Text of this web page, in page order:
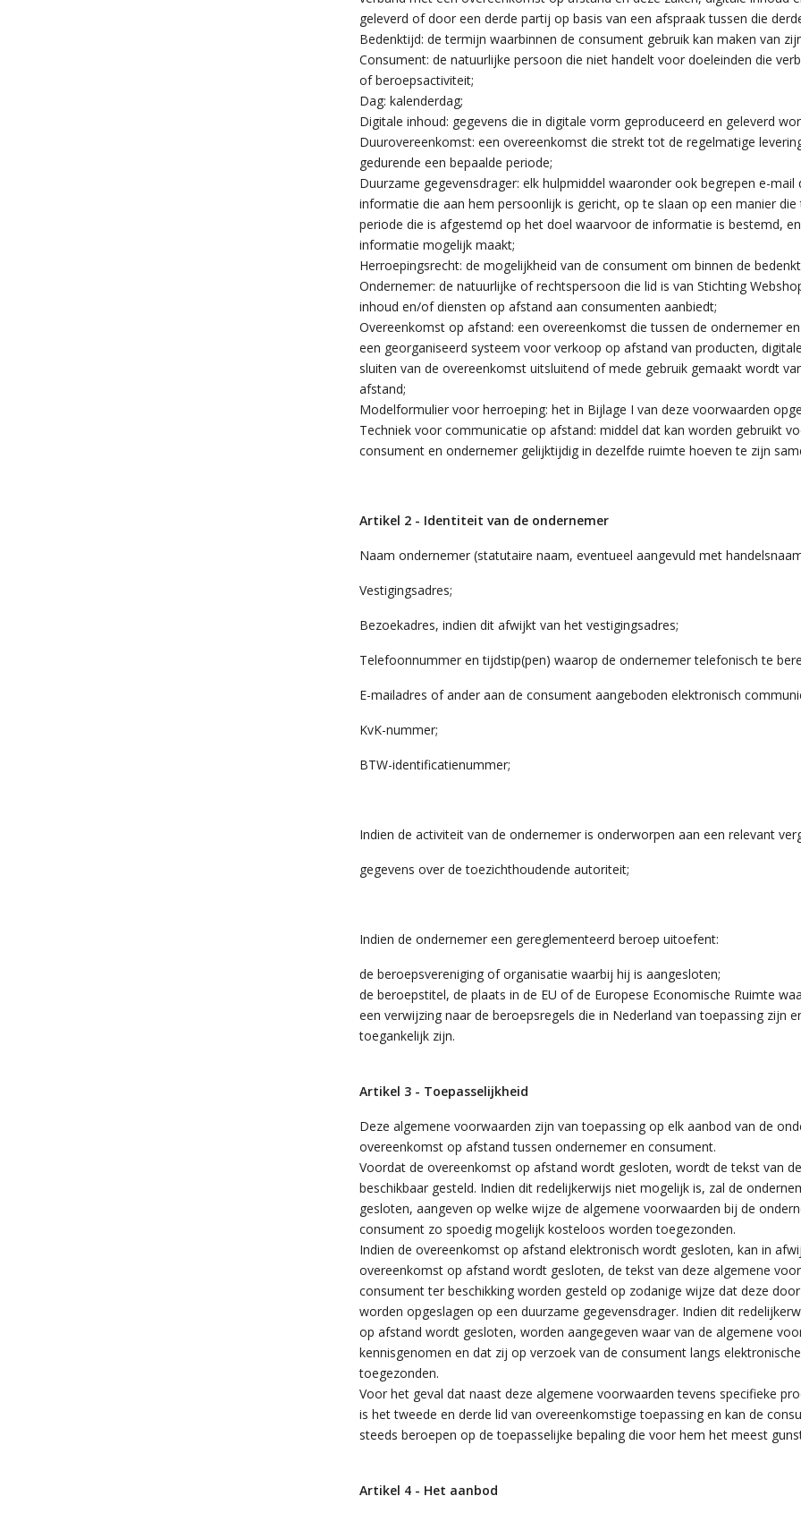
geleverd of door een derde partij op basis van een afspraak tussen die
Bedenktijd: de termijn waarbinnen de consument gebruik kan maken van
Consument: de natuurlijke persoon die niet handelt voor doeleinden die
of beroepsactiviteit;
Dag: kalenderdag;
Digitale inhoud: gegevens die in digitale vorm geproduceerd en geleverd
Duurovereenkomst: een overeenkomst die strekt tot de regelmatige
gedurende een bepaalde periode;
Duurzame gegevensdrager: elk hulpmiddel waaronder ook begrepen e-
informatie die aan hem persoonlijk is gericht, op te slaan op een manier
periode die is afgestemd op het doel waarvoor de informatie is bestemd,
informatie mogelijk maakt;
Herroepingsrecht: de mogelijkheid van de consument om binnen de
Ondernemer: de natuurlijke of rechtspersoon die lid is van Stichting
inhoud en/of diensten op afstand aan consumenten aanbiedt;
Overeenkomst op afstand: een overeenkomst die tussen de ondernemer
een georganiseerd systeem voor verkoop op afstand van producten,
sluiten van de overeenkomst uitsluitend of mede gebruik gemaakt wordt
afstand;
Modelformulier voor herroeping: het in Bijlage I van deze voorwaarden
Techniek voor communicatie op afstand: middel dat kan worden gebruikt
consument en ondernemer gelijktijdig in dezelfde ruimte hoeven te zijn
Artikel 2 - Identiteit van de ondernemer
Naam ondernemer (statutaire naam, eventueel aangevuld met
Vestigingsadres;
Bezoekadres, indien dit afwijkt van het vestigingsadres;
Telefoonnummer en tijdstip(pen) waarop de ondernemer telefonisch te
E-mailadres of ander aan de consument aangeboden elektronisch
KvK-nummer;
BTW-identificatienummer;
Indien de activiteit van de ondernemer is onderworpen aan een relevant
gegevens over de toezichthoudende autoriteit;
Indien de ondernemer een gereglementeerd beroep uitoefent:
de beroepsvereniging of organisatie waarbij hij is aangesloten;
de beroepstitel, de plaats in de EU of de Europese Economische Ruimte
een verwijzing naar de beroepsregels die in Nederland van toepassing zijn
toegankelijk zijn.
Artikel 3 - Toepasselijkheid
Deze algemene voorwaarden zijn van toepassing op elk aanbod van de
overeenkomst op afstand tussen ondernemer en consument.
Voordat de overeenkomst op afstand wordt gesloten, wordt de tekst van
beschikbaar gesteld. Indien dit redelijkerwijs niet mogelijk is, zal de
gesloten, aangeven op welke wijze de algemene voorwaarden bij de
consument zo spoedig mogelijk kosteloos worden toegezonden.
Indien de overeenkomst op afstand elektronisch wordt gesloten, kan in
overeenkomst op afstand wordt gesloten, de tekst van deze algemene
consument ter beschikking worden gesteld op zodanige wijze dat deze
worden opgeslagen op een duurzame gegevensdrager. Indien dit
op afstand wordt gesloten, worden aangegeven waar van de algemene
kennisgenomen en dat zij op verzoek van de consument langs
toegezonden.
Voor het geval dat naast deze algemene voorwaarden tevens specifieke
is het tweede en derde lid van overeenkomstige toepassing en kan de
steeds beroepen op de toepasselijke bepaling die voor hem het meest
Artikel 4 - Het aanbod